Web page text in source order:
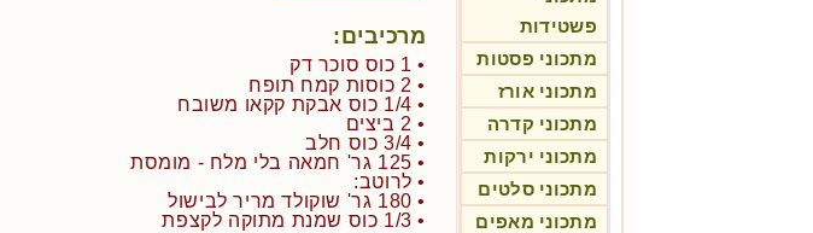
פשטידות
מתכוני פסטות
מתכוני אורז
מתכוני קדרה
מתכוני ירקות
מתכוני סלטים
מתכוני מאפים
מרכיבים:
• 1 כוס סוכר דק
• 2 כוסות קמח תופח
• 1/4 כוס אבקת קקאו משובח
• 2 ביצים
• 3/4 כוס חלב
• 125 גר' חמאה בלי מלח - מומסת
• לרוטב:
• 180 גר' שוקולד מריר לבישול
• 1/3 כוס שמנת מתוקה לקצפת